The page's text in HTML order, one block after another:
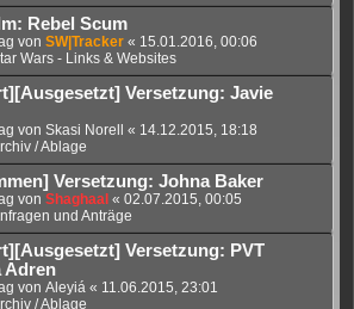
Rebel Scum
von SW|Tracker « 15.01.2016, 00:06
Wars - Links & Websites
Versetzung: Javie
von Skasi Norell « 14.12.2015, 18:18
/ Ablage
Versetzung: Johna Baker
von Shaghaal « 02.07.2015, 00:05
und Anträge
Versetzung: PVT
Adren
von Aleyiá « 11.06.2015, 23:01
/ Ablage